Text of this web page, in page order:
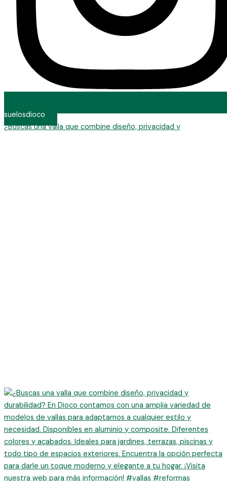
suelosdioco
¿Buscas una valla que combine diseño, privacidad y